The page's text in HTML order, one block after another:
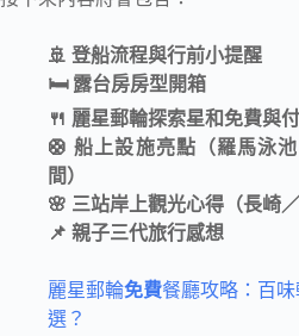
🚢 登船流程與行前小提醒
🛏️ 露台房房型開箱
🍴 麗星郵輪探索星和免費與
🛟 船上設施亮點（羅馬泳
間）
🌸 三站岸上觀光心得（長崎
📌 親子三代旅行感想
麗星郵輪免費餐廳攻略：百
選？